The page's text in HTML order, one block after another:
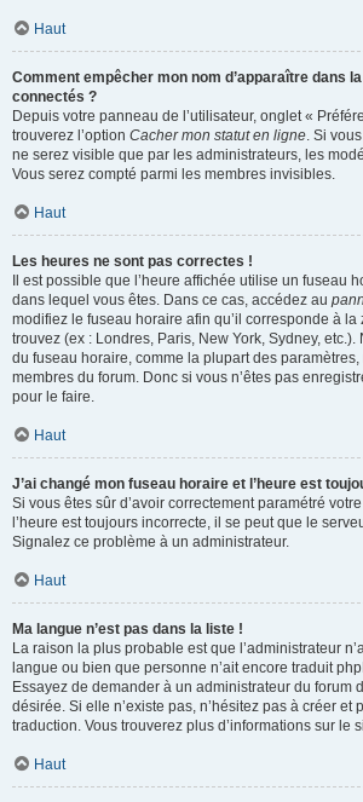
Haut
Comment empêcher mon nom d’apparaître dans
connectés ?
Depuis votre panneau de l’utilisateur, onglet «
trouverez l’option Cacher mon statut en ligne . Si
ne serez visible que par les administrateurs, les
Vous serez compté parmi les membres invisibles.
Haut
Les heures ne sont pas correctes !
Il est possible que l’heure affichée utilise un fuseau
dans lequel vous êtes. Dans ce cas, accédez au
modifiez le fuseau horaire afin qu’il corresponde à la
trouvez (ex : Londres, Paris, New York, Sydney,
du fuseau horaire, comme la plupart des paramètres,
membres du forum. Donc si vous n’êtes pas
pour le faire.
Haut
J’ai changé mon fuseau horaire et l’heure est
Si vous êtes sûr d’avoir correctement paramétré
l’heure est toujours incorrecte, il se peut que le
Signalez ce problème à un administrateur.
Haut
Ma langue n’est pas dans la liste !
La raison la plus probable est que l’administrateur
langue ou bien que personne n’ait encore traduit
Essayez de demander à un administrateur du forum
désirée. Si elle n’existe pas, n’hésitez pas à créer et
traduction. Vous trouverez plus d’informations sur le
Haut